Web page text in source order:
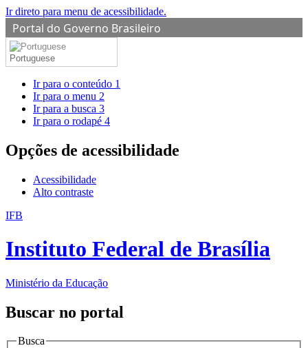
Ir direto para menu de acessibilidade.
Portal do Governo Brasileiro
Portuguese
Ir para o conteúdo 1
Ir para o menu 2
Ir para a busca 3
Ir para o rodapé 4
Opções de acessibilidade
Acessibilidade
Alto contraste
IFB
Instituto Federal de Brasília
Ministério da Educação
Buscar no portal
Busca